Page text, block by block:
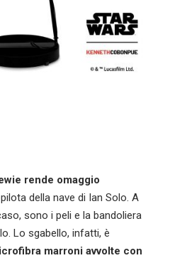
rende omaggio
della nave di Ian Solo. A
sono i peli e la bandoliera
Lo sgabello, infatti, è
marroni avvolte con